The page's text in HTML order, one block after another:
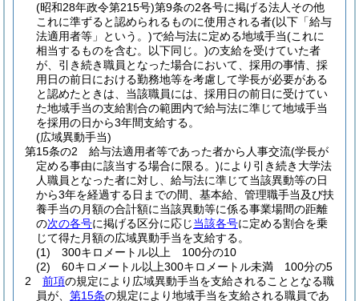
(昭和28年政令第215号)第9条の2各号に掲げる法人その他
これに準ずると認められるものに使用される者(以下「給与
法適用者等」という。)で給与法に定める地域手当(これに
相当するものを含む。以下同じ。)の支給を受けていた者
が、引き続き職員となった場合において、採用の事情、採
用日の前日における勤務地等を考慮して学長が必要がある
と認めたときは、当該職員には、採用日の前日に受けてい
た地域手当の支給割合の範囲内で給与法に準じて地域手当
を採用の日から3年間支給する。
(広域異動手当)
第15条の2
給与法適用者等であった者から人事交流(学長が
定める事由に該当する場合に限る。)により引き続き大学法
人職員となった者に対し、給与法に準じて当該異動等の日
から3年を経過する日までの間、基本給、管理職手当及び扶
養手当の月額の合計額に当該異動等に係る事業場間の距離
の次の各号に掲げる区分に応じ当該各号に定める割合を乗
じて得た月額の広域異動手当を支給する。
(1)
300キロメートル以上 100分の10
(2)
60キロメートル以上300キロメートル未満 100分の5
2
前項の規定により広域異動手当を支給されることとなる職
員が、 第15条の規定により地域手当を支給される職員であ